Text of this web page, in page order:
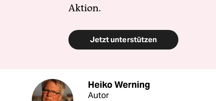
Aktion.
Jetzt unterstützen
Heiko Werning
Autor